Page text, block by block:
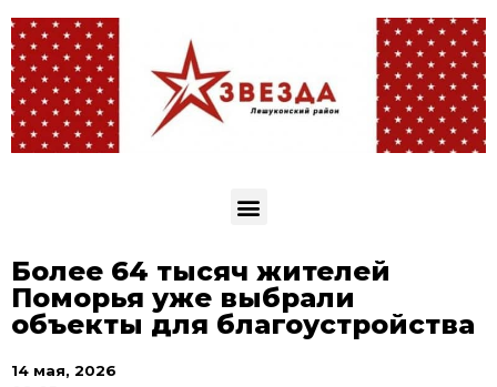
Более 64 тысяч жителей
Поморья уже выбрали
объекты для благоустройства
14 мая, 2026